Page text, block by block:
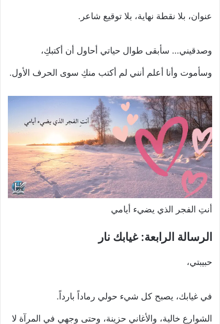
عنوان، بلا نقطة نهاية، بلا توقيع شاعر.
وصدقيني… سأبقى طوال حياتي أحاول أن أكتبكِ،
وسأموت وأنا أعلم أنني لم أكتب منكِ سوى الحرف الأول.
أنتِ الفجر الذي يضيء أيامي
الرسالة الرابعة: غيابك نار
حبيبتي،
في غيابك، يصبح كل شيء حولي رماداً بارداً.
الشوارع خالية، والأغاني حزينة، وحتى وجهي في المرآة لا